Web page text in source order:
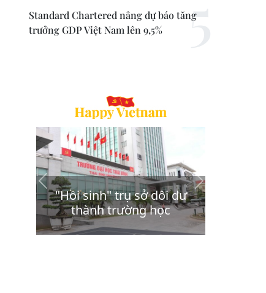
Standard Chartered nâng dự báo tăng
trưởng GDP Việt Nam lên 9,5%